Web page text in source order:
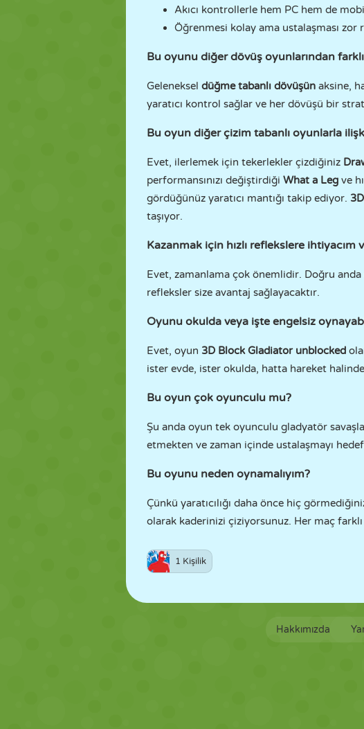
Akıcı kontrollerle hem PC hem de
Öğrenmesi kolay ama ustalaşması zor
Bu oyunu diğer dövüş oyunlarından
Geleneksel düğme tabanlı dövüşün aksine,
yaratıcı kontrol sağlar ve her dövüşü bir
Bu oyun diğer çizim tabanlı oyunlarla
Evet, ilerlemek için tekerlekler çizdiğiniz
performansınızı değiştirdiği What a Leg ve
gördüğünüz yaratıcı mantığı takip ediyor.
taşıyor.
Kazanmak için hızlı reflekslere ihtiyacım
Evet, zamanlama çok önemlidir. Doğru anda
refleksler size avantaj sağlayacaktır.
Oyunu okulda veya işte engelsiz
Evet, oyun 3D Block Gladiator unblocked
ister evde, ister okulda, hatta hareket
Bu oyun çok oyunculu mu?
Şu anda oyun tek oyunculu gladyatör
etmekten ve zaman içinde ustalaşmayı
Bu oyunu neden oynamalıyım?
Çünkü yaratıcılığı daha önce hiç
olarak kaderinizi çiziyorsunuz. Her maç
1 Kişilik
Hakkımızda